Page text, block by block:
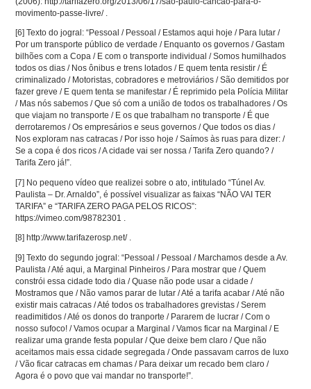
movimento-passe-livre/ .
[6] Texto do jogral: “Pessoal / Pessoal / Estamos aqui hoje / Para lutar /
Por um transporte público de verdade / Enquanto os governos / Gastam
bilhões com a Copa / E com o transporte individual / Somos humilhados
todos os dias / Nos ônibus e trens lotados / E quem tenta resistir / É
criminalizado / Motoristas, cobradores e metroviários / São demitidos por
fazer greve / E quem tenta se manifestar / É reprimido pela Polícia Militar
/ Mas nós sabemos / Que só com a união de todos os trabalhadores / Os
que viajam no transporte / E os que trabalham no transporte / É que
derrotaremos / Os empresários e seus governos / Que todos os dias /
Nos exploram nas catracas / Por isso hoje / Saímos às ruas para dizer: /
Se a copa é dos ricos / A cidade vai ser nossa / Tarifa Zero quando? /
Tarifa Zero já!”.
[7] No pequeno vídeo que realizei sobre o ato, intitulado “Túnel Av.
Paulista – Dr. Arnaldo”, é possível visualizar as faixas “NÃO VAI TER
TARIFA” e “TARIFA ZERO PAGA PELOS RICOS”:
https://vimeo.com/98782301 .
[8] http://www.tarifazerosp.net/ .
[9] Texto do segundo jogral: “Pessoal / Pessoal / Marchamos desde a Av.
Paulista / Até aqui, a Marginal Pinheiros / Para mostrar que / Quem
constrói essa cidade todo dia / Quase não pode usar a cidade /
Mostramos que / Não vamos parar de lutar / Até a tarifa acabar / Até não
existir mais catracas / Até todos os trabalhadores grevistas / Serem
readimitidos / Até os donos do tranporte / Pararem de lucrar / Com o
nosso sufoco! / Vamos ocupar a Marginal / Vamos ficar na Marginal / E
realizar uma grande festa popular / Que deixe bem claro / Que não
aceitamos mais essa cidade segregada / Onde passavam carros de luxo
/ Vão ficar catracas em chamas / Para deixar um recado bem claro /
Agora é o povo que vai mandar no transporte!”.